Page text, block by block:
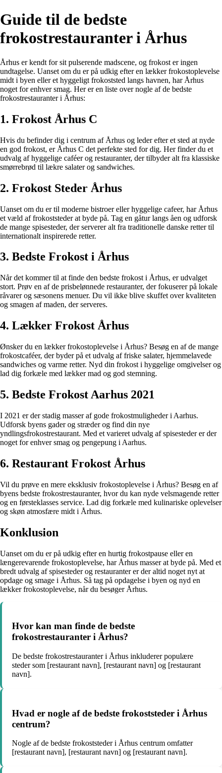
Guide til de bedste
frokostrestauranter i Århus
Århus er kendt for sit pulserende madscene, og frokost er ingen
undtagelse. Uanset om du er på udkig efter en lækker frokostoplevelse
midt i byen eller et hyggeligt frokoststed langs havnen, har Århus
noget for enhver smag. Her er en liste over nogle af de bedste
frokostrestauranter i Århus:
1. Frokost Århus C
Hvis du befinder dig i centrum af Århus og leder efter et sted at nyde
en god frokost, er Århus C det perfekte sted for dig. Her finder du et
udvalg af hyggelige caféer og restauranter, der tilbyder alt fra klassiske
smørrebrød til lækre salater og sandwiches.
2. Frokost Steder Århus
Uanset om du er til moderne bistroer eller hyggelige cafeer, har Århus
et væld af frokoststeder at byde på. Tag en gåtur langs åen og udforsk
de mange spisesteder, der serverer alt fra traditionelle danske retter til
internationalt inspirerede retter.
3. Bedste Frokost i Århus
Når det kommer til at finde den bedste frokost i Århus, er udvalget
stort. Prøv en af de prisbelønnede restauranter, der fokuserer på lokale
råvarer og sæsonens menuer. Du vil ikke blive skuffet over kvaliteten
og smagen af maden, der serveres.
4. Lækker Frokost Århus
Ønsker du en lækker frokostoplevelse i Århus? Besøg en af de mange
frokostcaféer, der byder på et udvalg af friske salater, hjemmelavede
sandwiches og varme retter. Nyd din frokost i hyggelige omgivelser og
lad dig forkæle med lækker mad og god stemning.
5. Bedste Frokost Aarhus 2021
I 2021 er der stadig masser af gode frokostmuligheder i Aarhus.
Udforsk byens gader og stræder og find din nye
yndlingsfrokostrestaurant. Med et varieret udvalg af spisesteder er der
noget for enhver smag og pengepung i Aarhus.
6. Restaurant Frokost Århus
Vil du prøve en mere eksklusiv frokostoplevelse i Århus? Besøg en af
byens bedste frokostrestauranter, hvor du kan nyde velsmagende retter
og en førsteklasses service. Lad dig forkæle med kulinariske oplevelser
og skøn atmosfære midt i Århus.
Konklusion
Uanset om du er på udkig efter en hurtig frokostpause eller en
længerevarende frokostoplevelse, har Århus masser at byde på. Med et
bredt udvalg af spisesteder og restauranter er der altid noget nyt at
opdage og smage i Århus. Så tag på opdagelse i byen og nyd en
lækker frokostoplevelse, når du besøger Århus.
Hvor kan man finde de bedste
frokostrestauranter i Århus?
De bedste frokostrestauranter i Århus inkluderer populære
steder som [restaurant navn], [restaurant navn] og [restaurant
navn].
Hvad er nogle af de bedste frokoststeder i Århus
centrum?
Nogle af de bedste frokoststeder i Århus centrum omfatter
[restaurant navn], [restaurant navn] og [restaurant navn].